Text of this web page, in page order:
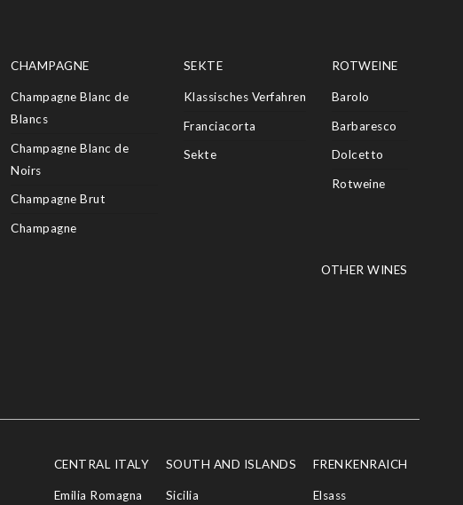
CHAMPAGNE
Champagne Blanc de
Blancs
Champagne Blanc de
Noirs
Champagne Brut
Champagne
SEKTE
Klassisches Verfahren
Franciacorta
Sekte
ROTWEINE
Barolo
Barbaresco
Dolcetto
Rotweine
OTHER WINES
CENTRAL ITALY
Emilia Romagna
SOUTH AND ISLANDS
Sicilia
FRENKENRAICH
Elsass